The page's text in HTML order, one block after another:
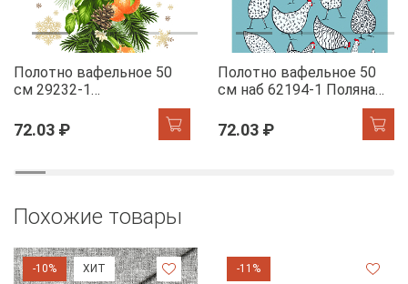
Полотно вафельное 50
см 29232-1
Мандариновый коктель
72.03 ₽
Полотно вафельное 50
см наб 62194-1 Поляна
72.03 ₽
Похожие товары
-10% ХИТ -11%